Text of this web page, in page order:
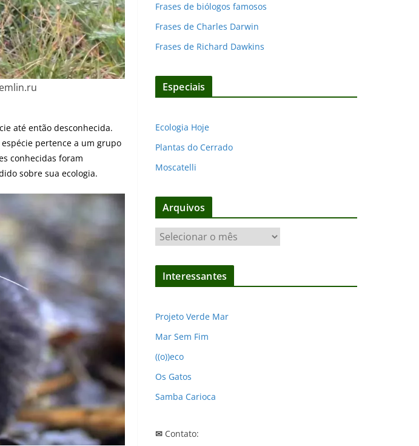
até então desconhecida.
pertence a um grupo
conhecidas foram
sobre sua ecologia.
Frases de biólogos famosos
Frases de Charles Darwin
Frases de Richard Dawkins
Especiais
Ecologia Hoje
Plantas do Cerrado
Moscatelli
Arquivos
r
q
s
Interessantes
Projeto Verde Mar
Mar Sem Fim
((o))eco
Os Gatos
Samba Carioca
✉ Contato: